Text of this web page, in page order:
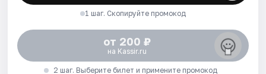
1 шаг. Скопируйте промокод
от 200 ₽
на Kassir.ru
2 шаг. Выберите билет и примените промокод